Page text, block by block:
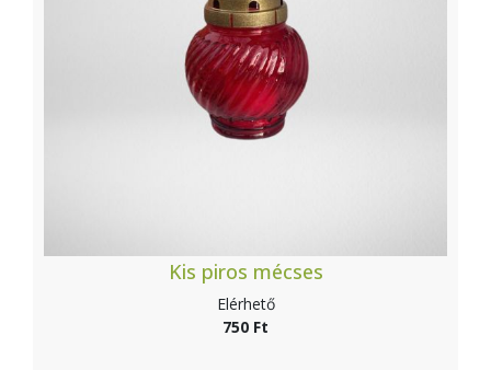
Kis piros mécses
Elérhető
750 Ft